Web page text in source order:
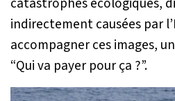
indirectement causées par
accompagner ces images,
“Qui va payer pour ça ?”.